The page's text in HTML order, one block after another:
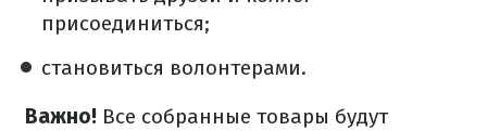
присоединиться;
становиться волонтерами.
Важно! Все собранные товары будут